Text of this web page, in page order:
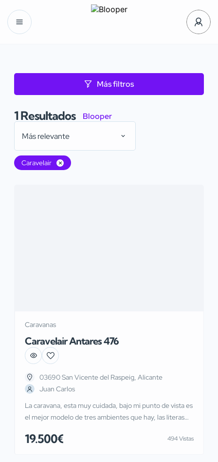
Más filtros
1Resultados
Blooper
Más relevante
Caravelair
Caravanas
Caravelair Antares 476
03690 San Vicente del Raspeig, Alicante
Juan Carlos
La caravana, esta muy cuidada, bajo mi punto de vista es
el mejor modelo de tres ambientes que hay, las literas
que debajo de la cama de matrimonio que también hay
19.500€ 494 Vistas